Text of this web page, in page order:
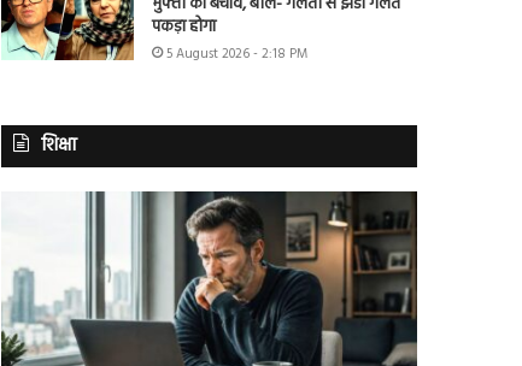
पकड़ा होगा
5 August 2026 - 2:18 PM
शिक्षा